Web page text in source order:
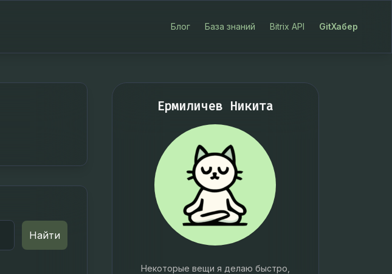
Блог База знаний Bitrix API GitХабер
Найти
Ермиличев Никита
Некоторые вещи я делаю быстро,